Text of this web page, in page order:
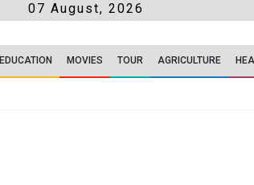
07 August, 2026
EDUCATION MOVIES TOUR AGRICULTURE